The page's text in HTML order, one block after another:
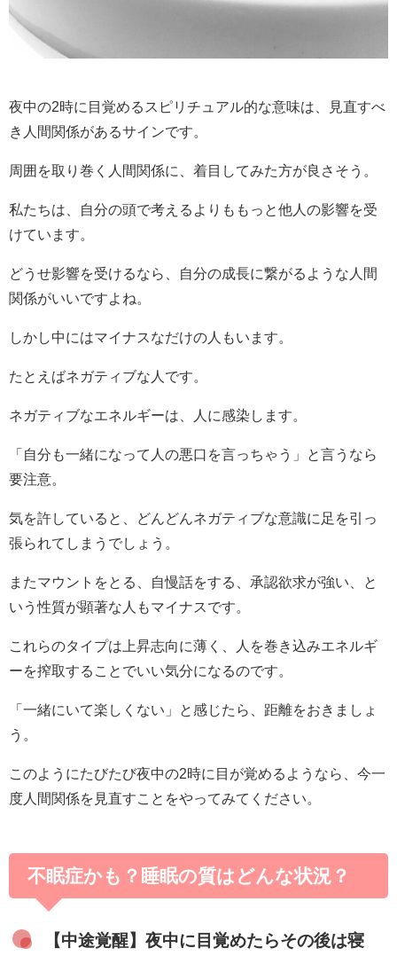
夜中の2時に目覚めるスピリチュアル的な意味は、見直すべ
き人間関係があるサインです。
周囲を取り巻く人間関係に、着目してみた方が良さそう。
私たちは、自分の頭で考えるよりももっと他人の影響を受
けています。
どうせ影響を受けるなら、自分の成長に繋がるような人間
関係がいいですよね。
しかし中にはマイナスなだけの人もいます。
たとえばネガティブな人です。
ネガティブなエネルギーは、人に感染します。
「自分も一緒になって人の悪口を言っちゃう」と言うなら
要注意。
気を許していると、どんどんネガティブな意識に足を引っ
張られてしまうでしょう。
またマウントをとる、自慢話をする、承認欲求が強い、と
いう性質が顕著な人もマイナスです。
これらのタイプは上昇志向に薄く、人を巻き込みエネルギ
ーを搾取することでいい気分になるのです。
「一緒にいて楽しくない」と感じたら、距離をおきましょ
う。
このようにたびたび夜中の2時に目が覚めるようなら、今一
度人間関係を見直すことをやってみてください。
不眠症かも？睡眠の質はどんな状況？
【中途覚醒】夜中に目覚めたらその後は寝